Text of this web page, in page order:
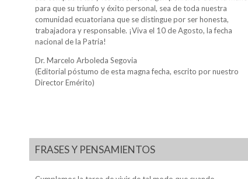
para que su triunfo y éxito personal, sea de toda nuestra
comunidad ecuatoriana que se distingue por ser honesta,
trabajadora y responsable. ¡Viva el 10 de Agosto, la fecha
nacional de la Patria!
Dr. Marcelo Arboleda Segovia
(Editorial póstumo de esta magna fecha, escrito por nuestro
Director Emérito)
FRASES Y PENSAMIENTOS